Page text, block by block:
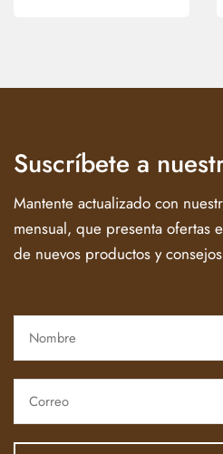
Suscríbete a
Mantente actualizado con
mensual, que presenta ofertas
de nuevos productos y